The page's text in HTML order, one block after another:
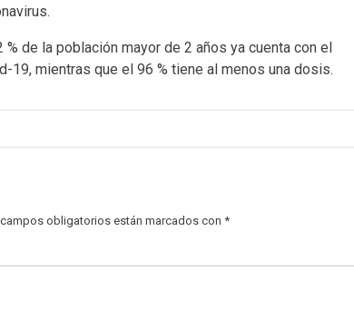
de la población mayor de 2 años ya cuenta con el
19, mientras que el 96 % tiene al menos una dosis.
obligatorios están marcados con *